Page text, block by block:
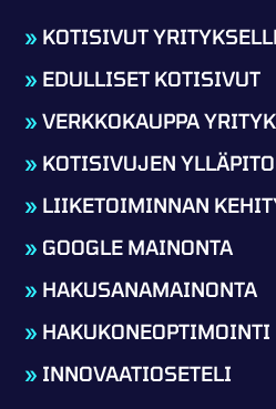
» KOTISIVUT
» EDULLISET KOTISIVUT
» VERKKOKAUPPA
» KOTISIVUJEN YLLÄPITO
» LIIKETOIMINNAN
» GOOGLE MAINONTA
» HAKUSANAMAINONTA
» HAKUKONEOPTIMOINTI
» INNOVAATIOSETELI